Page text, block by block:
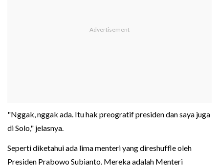
"Nggak, nggak ada. Itu hak preogratif presiden dan saya juga
di Solo," jelasnya.
Seperti diketahui ada lima menteri yang direshuffle oleh
Presiden Prabowo Subianto. Mereka adalah Menteri